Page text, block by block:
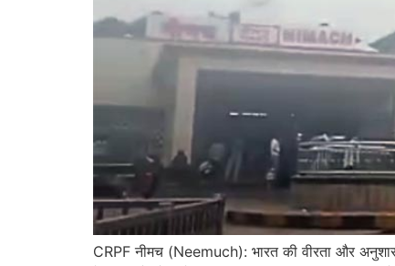
CRPF नीमच (Neemuch): भारत की वीरता और